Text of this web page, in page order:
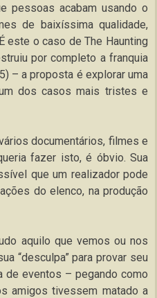
pessoas acabam usando o
de baixíssima qualidade,
este o caso de The Haunting
por completo a franquia
– a proposta é explorar uma
dos casos mais tristes e
documentários, filmes e
fazer isto, é óbvio. Sua
que um realizador pode
do elenco, na produção
aquilo que vemos ou nos
“desculpa” para provar seu
de eventos – pegando como
amigos tivessem matado a